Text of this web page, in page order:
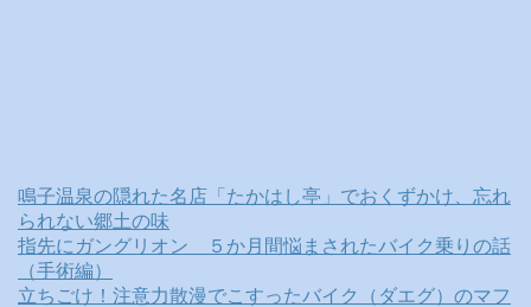
鳴子温泉の隠れた名店「たかはし亭」でおくずかけ、忘れ
られない郷土の味
指先にガングリオン ５か月間悩まされたバイク乗りの話
（手術編）
立ちごけ！注意力散漫でこすったバイク（ダエグ）のマフ